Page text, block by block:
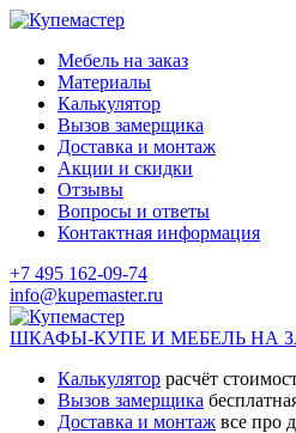
Мебель на заказ
Материалы
Калькулятор
Вызов замерщика
Доставка и монтаж
Акции и скидки
Отзывы
Вопросы и ответы
Контактная информация
+7 495 162-09-74
info@kupemaster.ru
ШКАФЫ-КУПЕ И МЕБЕЛЬ НА
Калькулятор расчёт
Вызов замерщика
Доставка и монтаж все про